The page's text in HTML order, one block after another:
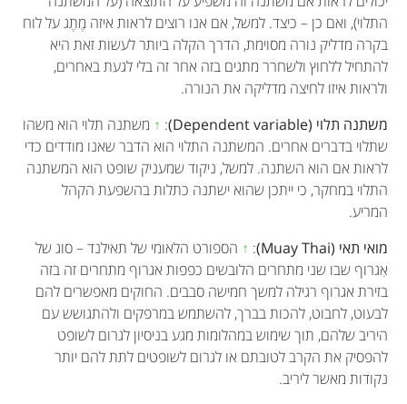
התלוי), ואם כן – כיצד. למשל, אם אנו רוצים לראות איזה מֶתֶג על לוח
בקרה מדליק נורה מסוימת, הדרך הקלה ביותר לעשות זאת היא
להתחיל ללחוץ ולשחרר מתגים בזה אחר זה בלי לגעת באחרים,
ולראות איזו לחיצה מדליקה את הנורה.
משתנה תלוי (Dependent variable)
:
↑ משתנה תלוי הוא משהו
שתלוי בדברים אחרים. המשתנה התלוי הוא הדבר שאנו מודדים כדי
לראות אם הוא השתנה. למשל, ניקוד שמעניק שופט הוא המשתנה
התלוי במחקר, כי ייתכן שהוא ישתנה כתלות בהשפעת הקהל
המריע.
מואי תאי (Muay Thai)
:
↑ הספורט הלאומי של תאילנד – סוג של
אִגרוף שבו שני מתחרים הלובשים כפפות אגרוף מתחרים זה בזה
בזירת אגרוף רגילה למשך חמישה סבבים. החוקים מאפשרים להם
לבעוט, לחבוט, להכות בברך, להשתמש במרפקים ולהתגושש עם
היריב שלהם, תוך שימוש במהלומות מגע בניסיון לגרום לשופט
להפסיק את הקרב לטובתם או לגרום לשופטים לתת להם יותר
נקודות מאשר ליריב.